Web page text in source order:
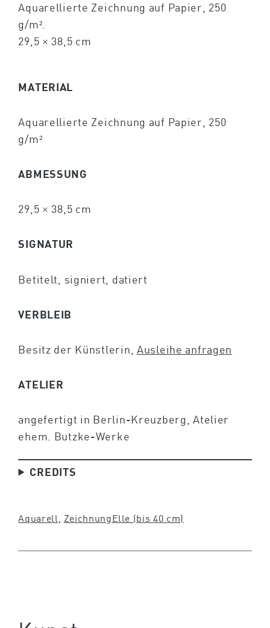
Aquarellierte Zeichnung auf Papier, 250
g/m².
29,5 × 38,5 cm
MATERIAL
Aquarellierte Zeichnung auf Papier, 250
g/m²
ABMESSUNG
29,5 × 38,5 cm
SIGNATUR
Betitelt, signiert, datiert
VERBLEIB
Besitz der Künstlerin, Ausleihe anfragen
ATELIER
angefertigt in Berlin-Kreuzberg, Atelier
ehem. Butzke-Werke
CREDITS
Aquarell ZeichnungElle (bis 40 cm)